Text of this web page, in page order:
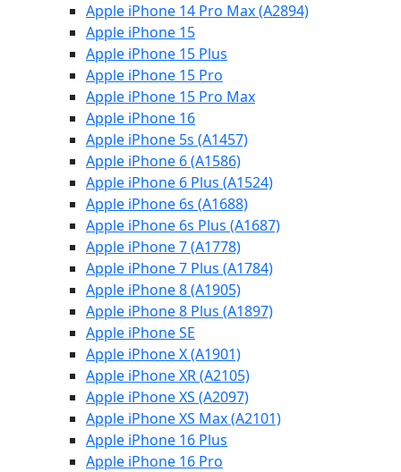
Apple iPhone 14 Pro Max (A2894)
Apple iPhone 15
Apple iPhone 15 Plus
Apple iPhone 15 Pro
Apple iPhone 15 Pro Max
Apple iPhone 16
Apple iPhone 5s (A1457)
Apple iPhone 6 (A1586)
Apple iPhone 6 Plus (A1524)
Apple iPhone 6s (A1688)
Apple iPhone 6s Plus (A1687)
Apple iPhone 7 (A1778)
Apple iPhone 7 Plus (A1784)
Apple iPhone 8 (A1905)
Apple iPhone 8 Plus (A1897)
Apple iPhone SE
Apple iPhone X (A1901)
Apple iPhone XR (A2105)
Apple iPhone XS (A2097)
Apple iPhone XS Max (A2101)
Apple iPhone 16 Plus
Apple iPhone 16 Pro